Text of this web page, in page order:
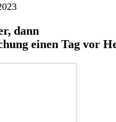
dann
einen Tag vor